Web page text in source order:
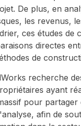
De plus, en
les revenus,
ces études de
directes
de
recherche
ayant
pour partager
afin de